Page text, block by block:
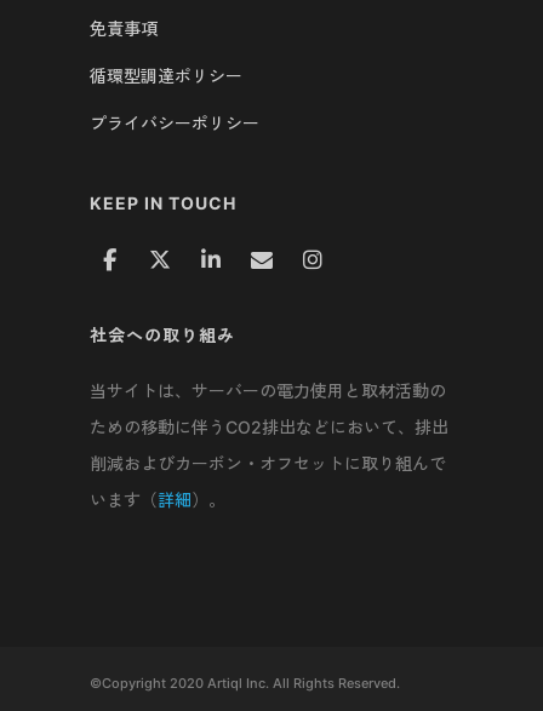
免責事項
循環型調達ポリシー
プライバシーポリシー
KEEP IN TOUCH
社会への取り組み
当サイトは、サーバーの電力使用と取材活動の
ための移動に伴うCO2排出などにおいて、排出
削減およびカーボン・オフセットに取り組んで
います（詳細）。
©Copyright 2020 Artiql Inc. All Rights Reserved.